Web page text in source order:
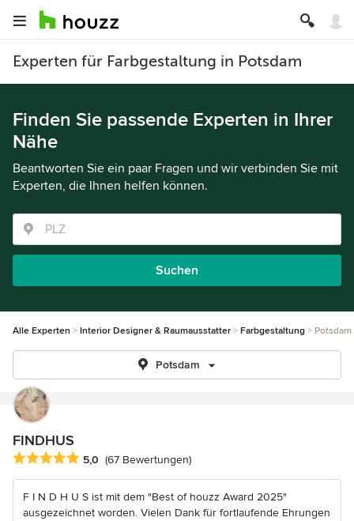
Experten für Farbgestaltung in Potsdam
Finden Sie passende Experten in Ihrer
Nähe
Beantworten Sie ein paar Fragen und wir verbinden Sie mit
Experten, die Ihnen helfen können.
Suchen
Alle Experten Interior Designer & Raumausstatter Farbgestaltung Potsdam
Potsdam
FINDHUS
Durchschnittliche Bewertung: 5 von 5 Sternen
5,0 (67 Bewertungen)
F I N D H U S ist mit dem "Best of houzz Award 2025"
ausgezeichnet worden. Vielen Dank für fortlaufende Ehrungen